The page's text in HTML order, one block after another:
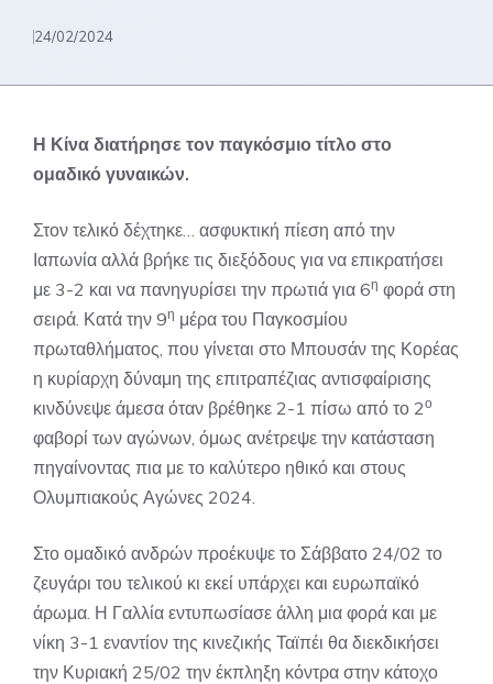
24/02/2024
Η Κίνα διατήρησε τον παγκόσμιο τίτλο στο
ομαδικό γυναικών.
Στον τελικό δέχτηκε… ασφυκτική πίεση από την
Ιαπωνία αλλά βρήκε τις διεξόδους για να επικρατήσει
με 3-2 και να πανηγυρίσει την πρωτιά για 6η φορά στη
σειρά. Κατά την 9η μέρα του Παγκοσμίου
πρωταθλήματος, που γίνεται στο Μπουσάν της Κορέας
η κυρίαρχη δύναμη της επιτραπέζιας αντισφαίρισης
κινδύνεψε άμεσα όταν βρέθηκε 2-1 πίσω από το 2ο
φαβορί των αγώνων, όμως ανέτρεψε την κατάσταση
πηγαίνοντας πια με το καλύτερο ηθικό και στους
Ολυμπιακούς Αγώνες 2024.
Στο ομαδικό ανδρών προέκυψε το Σάββατο 24/02 το
ζευγάρι του τελικού κι εκεί υπάρχει και ευρωπαϊκό
άρωμα. Η Γαλλία εντυπωσίασε άλλη μια φορά και με
νίκη 3-1 εναντίον της κινεζικής Ταϊπέι θα διεκδικήσει
την Κυριακή 25/02 την έκπληξη κόντρα στην κάτοχο